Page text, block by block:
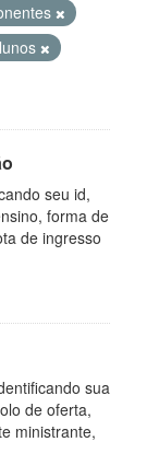
seu id,
forma de
de ingresso
sua
de oferta,
ministrante,